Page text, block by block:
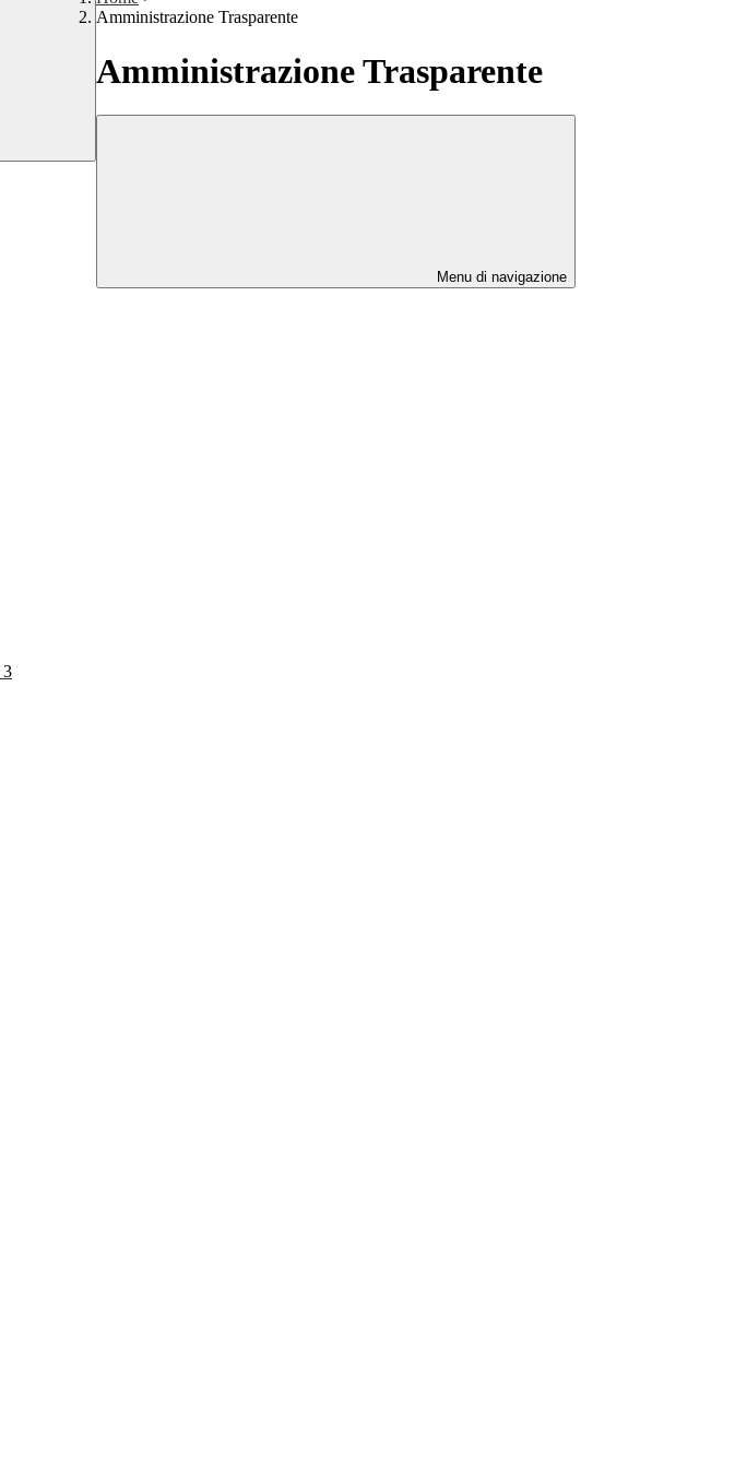
Amministrazione Trasparente
Amministrazione Trasparente
Menu di navigazione
3